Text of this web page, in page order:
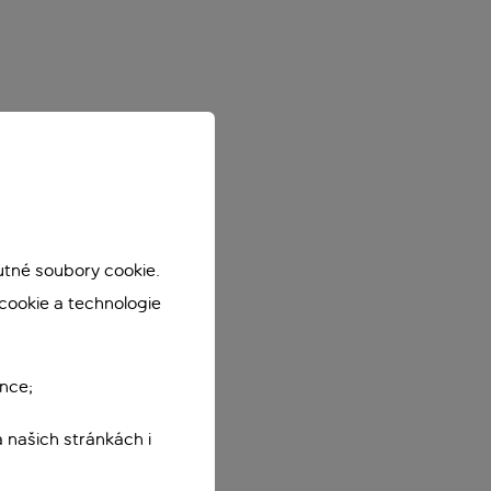
soubory cookie.
a technologie
našich stránkách i